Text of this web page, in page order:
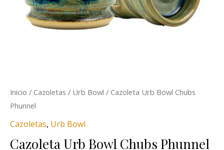
Inicio / Cazoletas / Urb Bowl / Cazoleta Urb Bowl Chubs
Phunnel
Cazoletas, Urb Bowl
Cazoleta Urb Bowl Chubs Phunnel